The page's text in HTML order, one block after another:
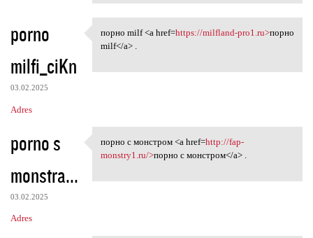
porno
milfi_ciKn
03.02.2025
Adres
порно milf <a href=https:/
порно milf <a href=https://milfland-pro1.ru>порно
milf</a> .
porno s
monstra...
03.02.2025
Adres
порно с монстром <a href=http
порно с монстром <a href=http://fap-
monstry1.ru/>порно с монстром</a> .